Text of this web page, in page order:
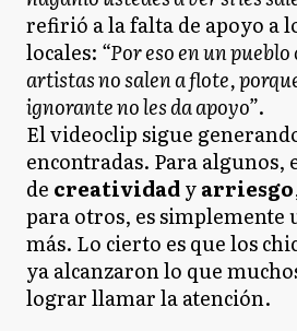
refirió a la falta de apoyo a
locales: “Por eso en un
artistas no salen a flote,
ignorante no les da apoyo”.
El videoclip sigue
encontradas. Para algunos,
de creatividadyarriesgo
para otros, es simplemente
más. Lo cierto es que los
ya alcanzaron lo que
lograr llamar la atención.